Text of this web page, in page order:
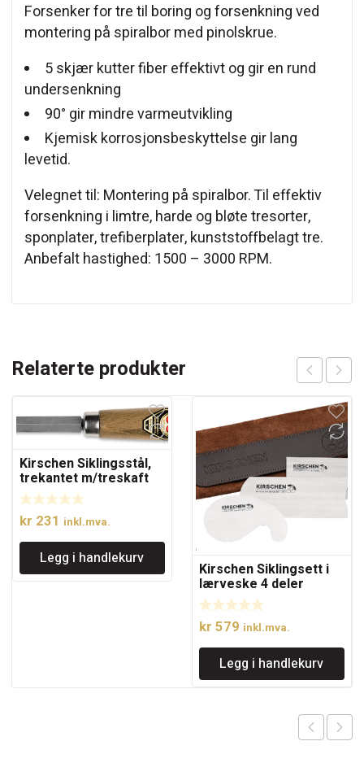
Forsenker for tre til boring og forsenkning ved
montering på spiralbor med pinolskrue.
5 skjær kutter fiber effektivt og gir en rund
undersenkning
90° gir mindre varmeutvikling
Kjemisk korrosjonsbeskyttelse gir lang
levetid.
Velegnet til: Montering på spiralbor. Til effektiv
forsenkning i limtre, harde og bløte tresorter,
sponplater, trefiberplater, kunststoffbelagt tre.
Anbefalt hastighed: 1500 – 3000 RPM.
Relaterte produkter
Kirschen Siklingsstål,
trekantet m/treskaft
kr 231 inkl.mva.
Legg i handlekurv
Kirschen Siklingsett i
lærveske 4 deler
kr 579 inkl.mva.
Legg i handlekurv